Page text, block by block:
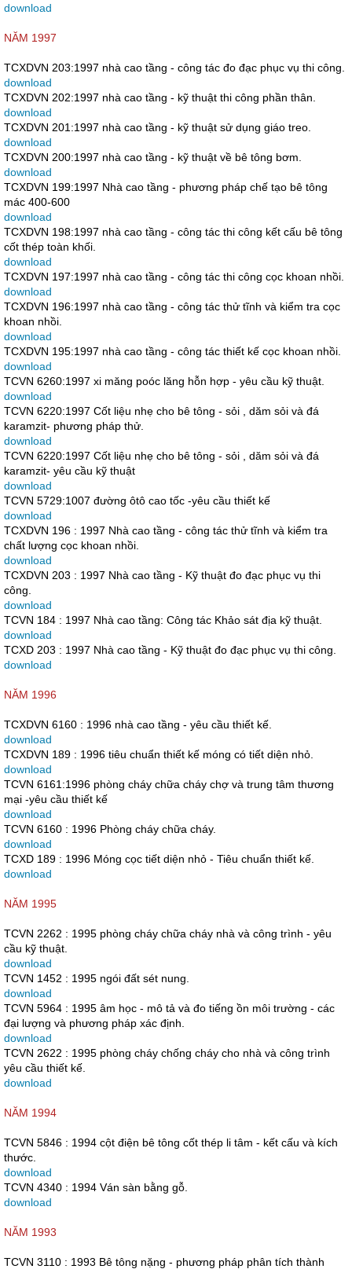
download
NĂM 1997
TCXDVN 203:1997 nhà cao tầng - công tác đo đạc phục vụ thi công.
download
TCXDVN 202:1997 nhà cao tầng - kỹ thuật thi công phần thân.
download
TCXDVN 201:1997 nhà cao tầng - kỹ thuật sử dụng giáo treo.
download
TCXDVN 200:1997 nhà cao tầng - kỹ thuật về bê tông bơm.
download
TCXDVN 199:1997 Nhà cao tầng - phương pháp chế tạo bê tông
mác 400-600
download
TCXDVN 198:1997 nhà cao tầng - công tác thi công kết cấu bê tông
cốt thép toàn khối.
download
TCXDVN 197:1997 nhà cao tầng - công tác thi công cọc khoan nhồi.
download
TCXDVN 196:1997 nhà cao tầng - công tác thử tĩnh và kiểm tra cọc
khoan nhồi.
download
TCXDVN 195:1997 nhà cao tầng - công tác thiết kế cọc khoan nhồi.
download
TCVN 6260:1997 xi măng poóc lăng hỗn hợp - yêu cầu kỹ thuật.
download
TCVN 6220:1997 Cốt liệu nhẹ cho bê tông - sỏi , dăm sỏi và đá
karamzit- phương pháp thử.
download
TCVN 6220:1997 Cốt liệu nhẹ cho bê tông - sỏi , dăm sỏi và đá
karamzit- yêu cầu kỹ thuật
download
TCVN 5729:1007 đường ôtô cao tốc -yêu cầu thiết kế
download
TCXDVN 196 : 1997 Nhà cao tầng - công tác thử tĩnh và kiểm tra
chất lượng cọc khoan nhồi.
download
TCXDVN 203 : 1997 Nhà cao tầng - Kỹ thuật đo đạc phục vụ thi
công.
download
TCVN 184 : 1997 Nhà cao tầng: Công tác Khảo sát địa kỹ thuật.
download
TCXD 203 : 1997 Nhà cao tầng - Kỹ thuật đo đạc phục vụ thi công.
download
NĂM 1996
TCXDVN 6160 : 1996 nhà cao tầng - yêu cầu thiết kế.
download
TCXDVN 189 : 1996 tiêu chuẩn thiết kế móng có tiết diện nhỏ.
download
TCVN 6161:1996 phòng cháy chữa cháy chợ và trung tâm thương
mại -yêu cầu thiết kế
download
TCVN 6160 : 1996 Phòng cháy chữa cháy.
download
TCXD 189 : 1996 Móng cọc tiết diện nhỏ - Tiêu chuẩn thiết kế.
download
NĂM 1995
TCVN 2262 : 1995 phòng cháy chữa cháy nhà và công trình - yêu
cầu kỹ thuật.
download
TCVN 1452 : 1995 ngói đất sét nung.
download
TCVN 5964 : 1995 âm học - mô tả và đo tiếng ồn môi trường - các
đại lượng và phương pháp xác định.
download
TCVN 2622 : 1995 phòng cháy chống cháy cho nhà và công trình
yêu cầu thiết kế.
download
NĂM 1994
TCVN 5846 : 1994 cột điện bê tông cốt thép li tâm - kết cấu và kích
thước.
download
TCVN 4340 : 1994 Ván sàn bằng gỗ.
download
NĂM 1993
TCVN 3110 : 1993 Bê tông nặng - phương pháp phân tích thành